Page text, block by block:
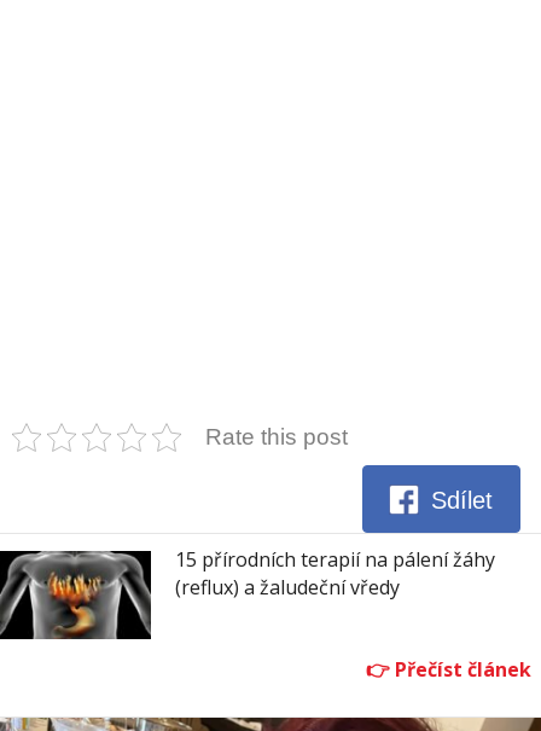
Rate this post
Sdílet
15 přírodních terapií na pálení žáhy
(reflux) a žaludeční vředy